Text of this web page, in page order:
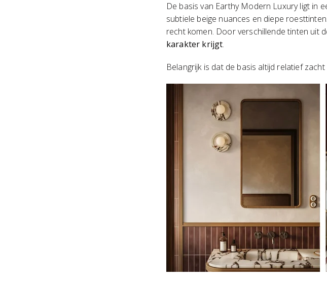
De basis van Earthy Modern Luxury ligt in
subtiele beige nuances en diepe
recht komen. Door verschillende tinten uit
karakter krijgt.
Belangrijk is dat de basis altijd relatief